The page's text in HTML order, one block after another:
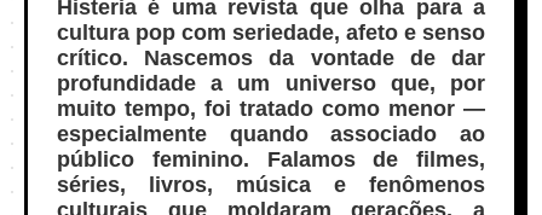
Histeria é uma revista que olha para a
cultura pop com seriedade, afeto e senso
crítico. Nascemos da vontade de dar
profundidade a um universo que, por
muito tempo, foi tratado como menor —
especialmente quando associado ao
público feminino. Falamos de filmes,
séries, livros, música e fenômenos